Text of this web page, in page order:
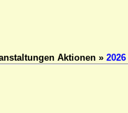
Aktionen » 2026